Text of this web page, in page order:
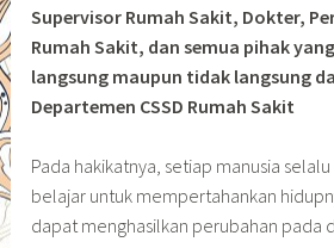
Supervisor Rumah Sakit, Dokter,
Rumah Sakit, dan semua pihak
langsung maupun tidak langsung
Departemen CSSD Rumah Sakit
Pada hakikatnya, setiap manusia
belajar untuk mempertahankan
dapat menghasilkan perubahan pada